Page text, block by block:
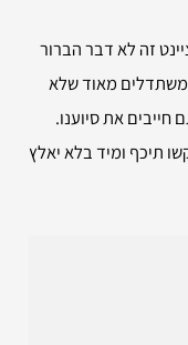
זה לא דבר הברור
משתדלים מאוד שלא
את סיוענו.
תיכף ומיד בלא יאלץ